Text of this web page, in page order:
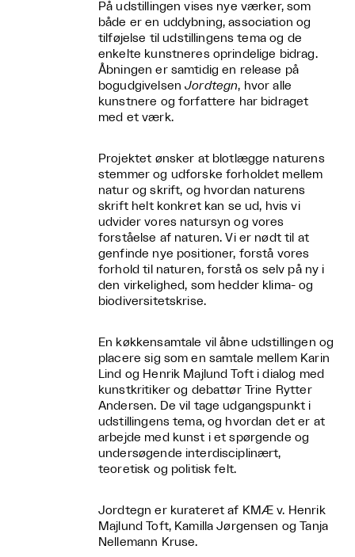
På udstillingen vises nye værker, som
både er en uddybning, association og
tilføjelse til udstillingens tema og de
enkelte kunstneres oprindelige bidrag.
Åbningen er samtidig en release på
bogudgivelsenJordtegn, hvor alle
kunstnere og forfattere har bidraget
med et værk.
Projektet ønsker at blotlægge naturens
stemmer og udforske forholdet mellem
natur og skrift, og hvordan naturens
skrift helt konkret kan se ud, hvis vi
udvider vores natursyn og vores
forståelse af naturen. Vi er nødt til at
genfinde nye positioner, forstå vores
forhold til naturen, forstå os selv på ny i
den virkelighed, som hedder klima- og
biodiversitetskrise.
En køkkensamtale vil åbne udstillingen og
placere sig som en samtale mellem Karin
Lind og Henrik Majlund Toft i dialog med
kunstkritiker og debattør Trine Rytter
Andersen. De vil tage udgangspunkt i
udstillingens tema, og hvordan det er at
arbejde med kunst i et spørgende og
undersøgende interdisciplinært,
teoretisk og politisk felt.
Jordtegn er kurateret af KMÆ v. Henrik
Majlund Toft, Kamilla Jørgensen og Tanja
Nellemann Kruse.